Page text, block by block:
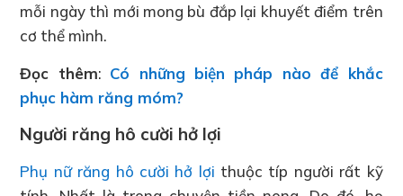
mỗi ngày thì mới mong bù đắp lại khuyết điểm trên
cơ thể mình.
Đọc thêm: Có những biện pháp nào để khắc
phục hàm răng móm?
Người răng hô cười hở lợi
Phụ nữ răng hô cười hở lợi thuộc típ người rất kỹ